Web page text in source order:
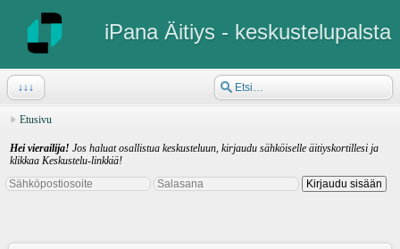
iPana Äitiys - keskustelupalsta
↓↓↓
Etusivu
Hei vierailija! Jos haluat osallistua keskusteluun, kirjaudu sähköiselle äitiyskortillesi ja
klikkaa Keskustelu-linkkiä!